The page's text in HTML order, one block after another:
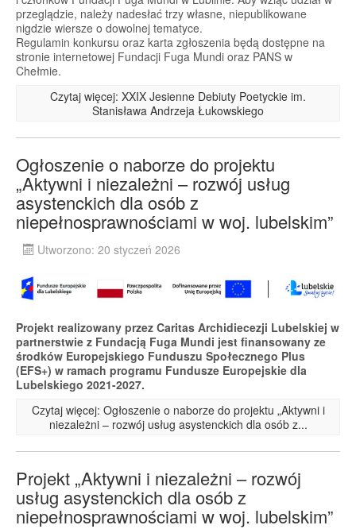
przeglądzie, należy nadesłać trzy własne, niepublikowane
nigdzie wiersze o dowolnej tematyce.
Regulamin konkursu oraz karta zgłoszenia będą dostępne na
stronie internetowej Fundacji Fuga Mundi oraz PANS w
Chełmie.
Czytaj więcej: XXIX Jesienne Debiuty Poetyckie im.
Stanisława Andrzeja Łukowskiego
Ogłoszenie o naborze do projektu
„Aktywni i niezależni – rozwój usług
asystenckich dla osób z
niepełnosprawnościami w woj. lubelskim”
Utworzono: 20 styczeń 2026
Projekt realizowany przez Caritas Archidiecezji Lubelskiej w
partnerstwie z Fundacją Fuga Mundi jest finansowany ze
środków Europejskiego Funduszu Społecznego Plus
(EFS+) w ramach programu Fundusze Europejskie dla
Lubelskiego 2021-2027.
Czytaj więcej: Ogłoszenie o naborze do projektu „Aktywni i
niezależni – rozwój usług asystenckich dla osób z...
Projekt „Aktywni i niezależni – rozwój
usług asystenckich dla osób z
niepełnosprawnościami w woj. lubelskim”